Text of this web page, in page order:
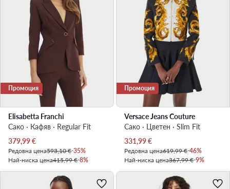
Промоция
Elisabetta Franchi
Сако · Кафяв · Regular Fit
Актуална цена
379,99€
Редовна цена593,10 €-35%
Най-ниска цена415,99 €-8%
Промоция
Versace Jeans Couture
Сако · Цветен · Slim Fit
Актуална цена
331,99€
Редовна цена619,99 €-46%
Най-ниска цена367,99 €-9%